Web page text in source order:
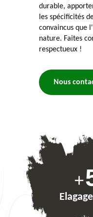
durable,
les spécificités
convaincus que
nature. Faites
respectueux !
Nous
+